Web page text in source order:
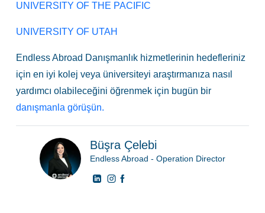
UNIVERSITY OF THE PACIFIC
UNIVERSITY OF UTAH
Endless Abroad Danışmanlık hizmetlerinin hedefleriniz
için en iyi kolej veya üniversiteyi araştırmanıza nasıl
yardımcı olabileceğini öğrenmek için bugün bir
danışmanla görüşün.
Büşra Çelebi
Endless Abroad - Operation Director